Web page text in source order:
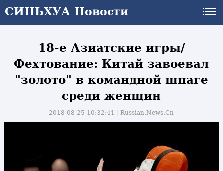
СИНЬХУА Новости
18-е Азиатские игры/
Фехтование: Китай завоевал
"золото" в командной шпаге
среди женщин
2018-08-25 10:32:44丨Russian.News.Cn